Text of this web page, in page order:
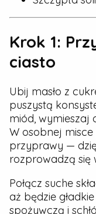
Krok 1:
ciasto
Ubij masło z
puszystą
miód, wymieszaj
W osobnej
przyprawy —
rozprowadzą się
Połącz suche
aż będzie
spożywczą i